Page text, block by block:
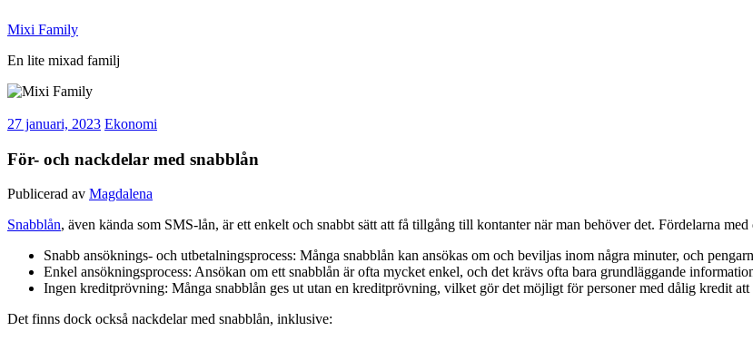
till
Mixi Family
En lite mixad familj
27 januari, 2023 Ekonomi
För- och nackdelar med snabblån
Publicerad av Magdalena
Snabblån, även kända som SMS-lån, är ett enkelt och snabbt sätt att få tillgång till kontanter när man behöver det. Fördelarna med
Snabb ansöknings- och utbetalningsprocess: Många snabblån kan ansökas om och beviljas inom några minuter, och
Enkel ansökningsprocess: Ansökan om ett snabblån är ofta mycket enkel, och det krävs ofta bara grundläggande
Ingen kreditprövning: Många snabblån ges ut utan en kreditprövning, vilket gör det möjligt för personer med dålig kredit
Det finns dock också nackdelar med snabblån, inklusive: